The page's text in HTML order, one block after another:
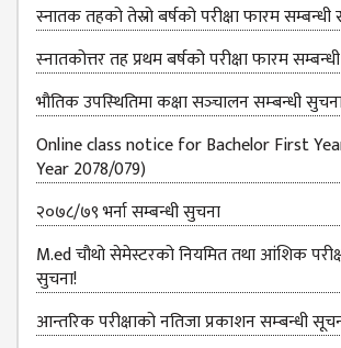
M.ED THIRD
SEMESTERS
M.ED FOURTH
SEMESTERS
MANAGEMENT
(MBS)
MBS FIRST
SEMESTERS
MBS SECOND
SEMESTERS
स्नातक तहको तेस्रो बर्षको परीक्षा फारम सम्बन्‍धी
स्‍नातकोत्तर तह प्रथम बर्षको परीक्षा फारम
भौतिक उपस्‍थितिमा कक्षा सञ्‍चालन सम्‍बन्‍धी
Online class notice for Bachelor First
Year 2078/079)
२०७८/७९ भर्ना सम्बन्धी सुचना
M.ed चौथो सेमेस्टरको नियमित तथा आंशिक
सुचना!
आन्‍तरिक परीक्षाको नतिजा प्रकाशन सम्‍बन्धी